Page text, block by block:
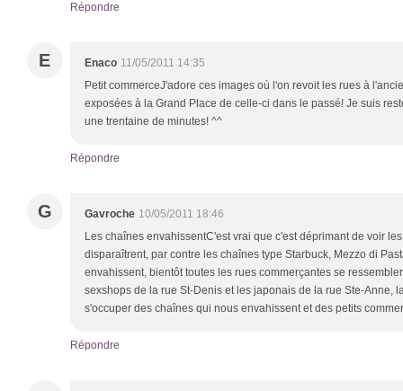
Répondre
E Enaco 11/05/2011 14:35
Petit commerceJ'adore ces images où l'on revoit les rues à
exposées à la Grand Place de celle-ci dans le passé! Je suis
une trentaine de minutes! ^^
Répondre
G Gavroche 10/05/2011 18:46
Les chaînes envahissentC'est vrai que c'est déprimant de voir
disparaîtrent, par contre les chaînes type Starbuck, Mezzo di
envahissent, bientôt toutes les rues commerçantes se
sexshops de la rue St-Denis et les japonais de la rue Ste-Anne,
s'occuper des chaînes qui nous envahissent et des petits
Répondre